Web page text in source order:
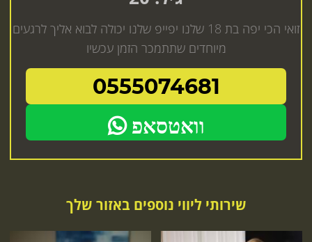
זואי הכי יפה בת 18 שלנו יפייפ שלנו יכולה לבוא אליך לרגעים
מיוחדים שתתמכר הזמן עכשיו
0555074681
וואטסאפ
שירותי ליווי נוספים באזור שלך